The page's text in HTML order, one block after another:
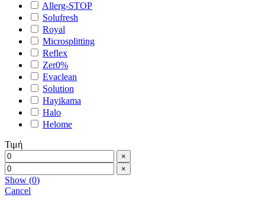
Allerg-STOP
Solufresh
Royal
Microsplitting
Reflex
Zer0%
Evaclean
Solution
Hayikama
Halo
Helome
Τιμή
×
×
Show (0)
Cancel